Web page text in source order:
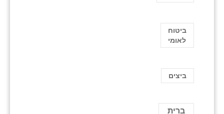
ביטוח
לאומי
ביצים
ברית